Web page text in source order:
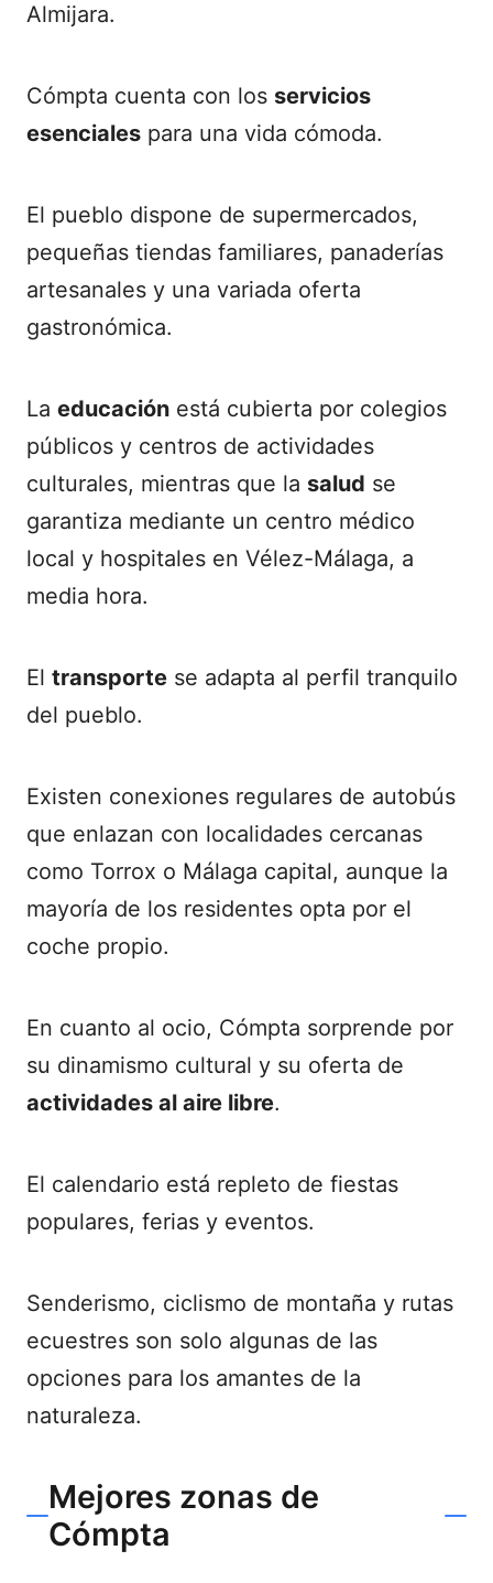
Almijara.
Cómpta cuenta con los servicios
esenciales para una vida cómoda.
El pueblo dispone de supermercados,
pequeñas tiendas familiares, panaderías
artesanales y una variada oferta
gastronómica.
La educación está cubierta por colegios
públicos y centros de actividades
culturales, mientras que la salud se
garantiza mediante un centro médico
local y hospitales en Vélez-Málaga, a
media hora.
El transporte se adapta al perfil tranquilo
del pueblo.
Existen conexiones regulares de autobús
que enlazan con localidades cercanas
como Torrox o Málaga capital, aunque la
mayoría de los residentes opta por el
coche propio.
En cuanto al ocio, Cómpta sorprende por
su dinamismo cultural y su oferta de
actividades al aire libre.
El calendario está repleto de fiestas
populares, ferias y eventos.
Senderismo, ciclismo de montaña y rutas
ecuestres son solo algunas de las
opciones para los amantes de la
naturaleza.
Mejores zonas de
Cómpta